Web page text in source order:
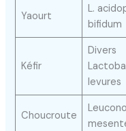
Yaourt
L.
bifidum
Kéfir
Divers
levures
Choucroute